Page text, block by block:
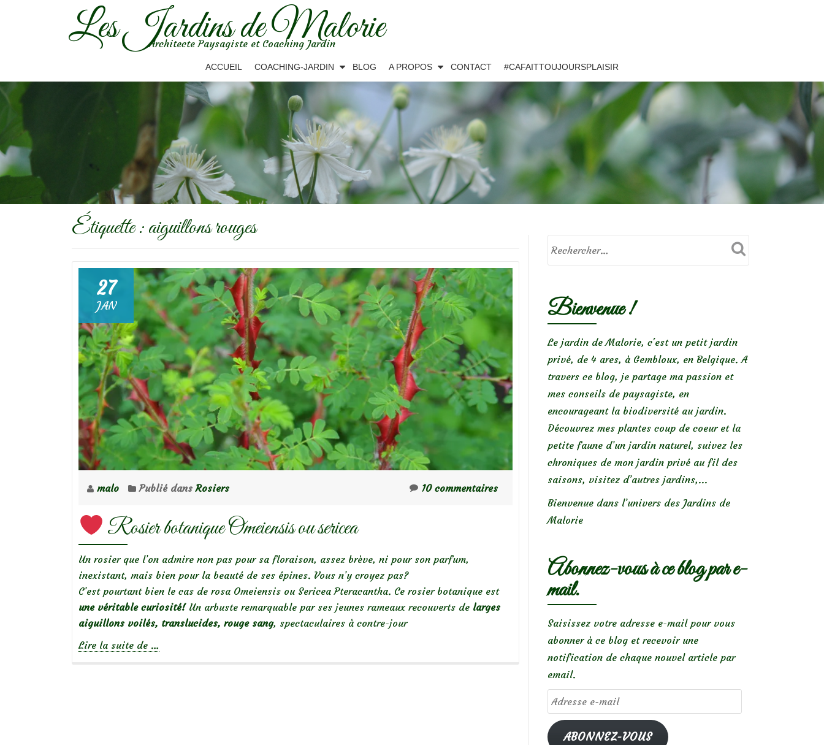
Les Jardins de Malorie
Architecte Paysagiste et Coaching Jardin
ACCUEIL COACHING-JARDIN BLOG A PROPOS CONTACT #CAFAITTOUJOURSPLAISIR
Étiquette :aiguillons rouges
27
JAN
malo Publié dansRosiers 10 commentaires
Rosier botanique Omeiensis ou sericea
Un rosier que l’on admire non pas pour sa floraison, assez brève, ni pour son parfum,
inexistant, mais bien pour la beauté de ses épines. Vous n’y croyez pas?
C’est pourtant bien le cas de rosa Omeiensis ou Sericea Pteracantha. Ce rosier botanique est
une véritable curiosité! Un arbuste remarquable par ses jeunes rameaux recouverts de larges
aiguillons voilés, translucides, rouge sang, spectaculaires à contre-jour
Lire la suite de à
…
Bienvenue !
Le jardin de Malorie, c'est un petit jardin
privé, de 4 ares, à Gembloux, en Belgique. A
travers ce blog, je partage ma passion et
mes conseils de paysagiste, en
encourageant la biodiversité au jardin.
Découvrez mes plantes coup de coeur et la
petite faune d’un jardin naturel, suivez les
chroniques de mon jardin privé au fil des
saisons, visitez d’autres jardins,...
Bienvenue dans l’univers des Jardins de
Malorie
Abonnez-vous à ce blog par e-
mail.
Saisissez votre adresse e-mail pour vous
abonner à ce blog et recevoir une
notification de chaque nouvel article par
email.
Adresse
e-
mailABONNEZ-VOUS